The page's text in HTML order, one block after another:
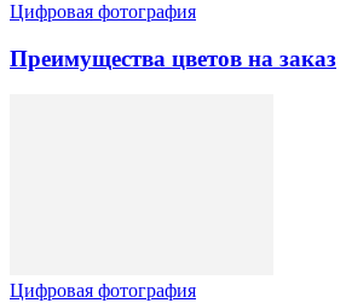
Цифровая фотография
Преимущества цветов на заказ
Цифровая фотография